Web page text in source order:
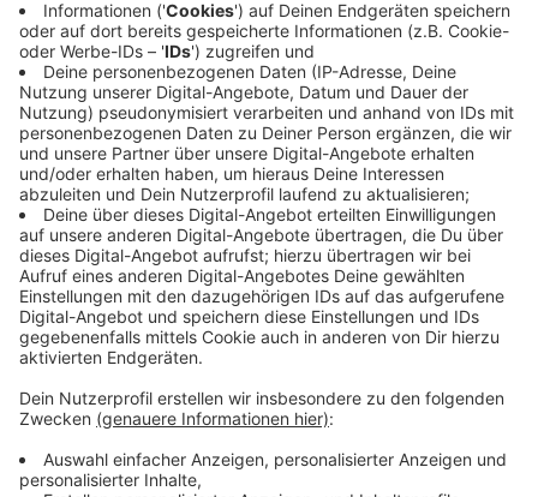
Freundschaft und wollen es dabei belassen. Aber
irgendwann sind da Schmetterlinge in den Bäuchen und
jedes „Pling“ im Mail-Postfach scheucht sie auf.
Vielleicht sollten sie sich doch treffen? Andererseits
ist Emma mit Bernhard (Ulrich Thomsen) verheiratet
und Leo hängt immer noch an seiner Ex-Freundin
Marlene (Claudia Eisinger)…
Anzeige
Wir benötigen Ihre
Video-Service zu laden!
Wir verwenden einen Service eines
Drittanbieters, um Videoinhalte